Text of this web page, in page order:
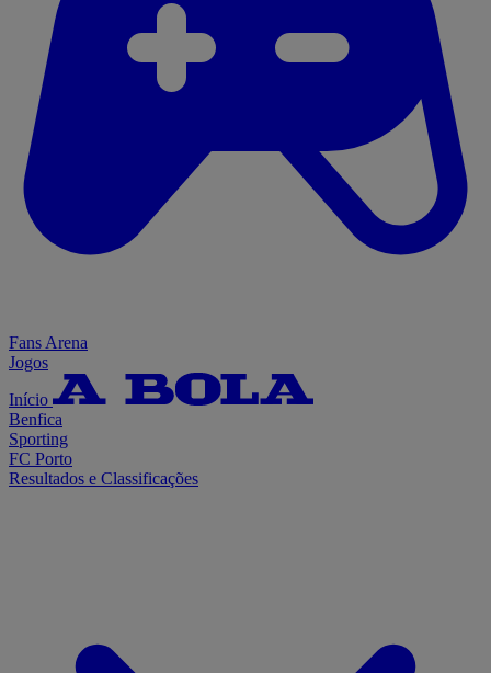
Fans Arena
Jogos
Início
Benfica
Sporting
FC Porto
Resultados e Classificações